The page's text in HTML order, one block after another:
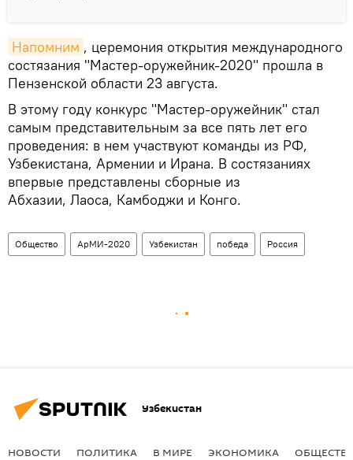
Напомним , церемония открытия международного
состязания "Мастер-оружейник-2020" прошла в
Пензенской области 23 августа.
В этому году конкурс "Мастер-оружейник" стал
самым представительным за все пять лет его
проведения: в нем участвуют команды из РФ,
Узбекистана, Армении и Ирана. В состязаниях
впервые представлены сборные из
Абхазии, Лаоса, Камбоджи и Конго.
Общество АрМИ-2020 Узбекистан победа Россия
Узбекистан
НОВОСТИ ПОЛИТИКА В МИРЕ ЭКОНОМИКА